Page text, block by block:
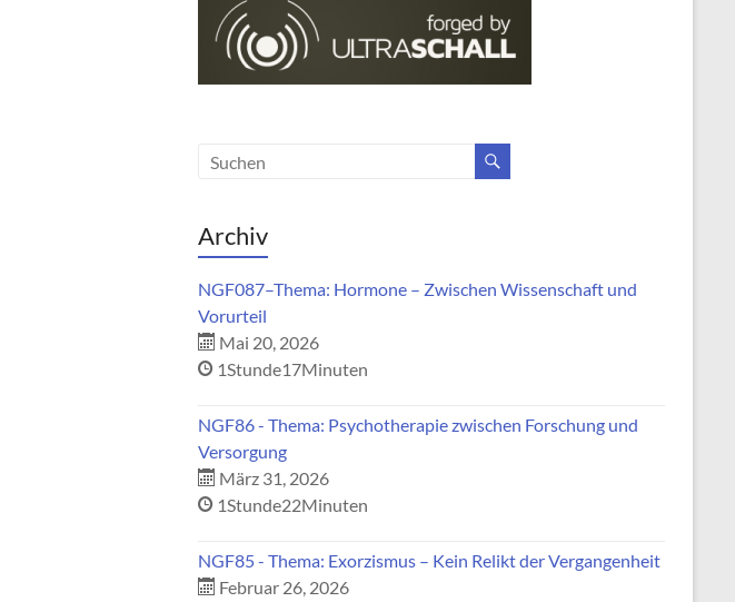
Archiv
NGF087–Thema: Hormone – Zwischen Wissenschaft und
Vorurteil
Mai 20, 2026
1Stunde17Minuten
NGF86 - Thema: Psychotherapie zwischen Forschung und
Versorgung
März 31, 2026
1Stunde22Minuten
NGF85 - Thema: Exorzismus – Kein Relikt der Vergangenheit
Februar 26, 2026